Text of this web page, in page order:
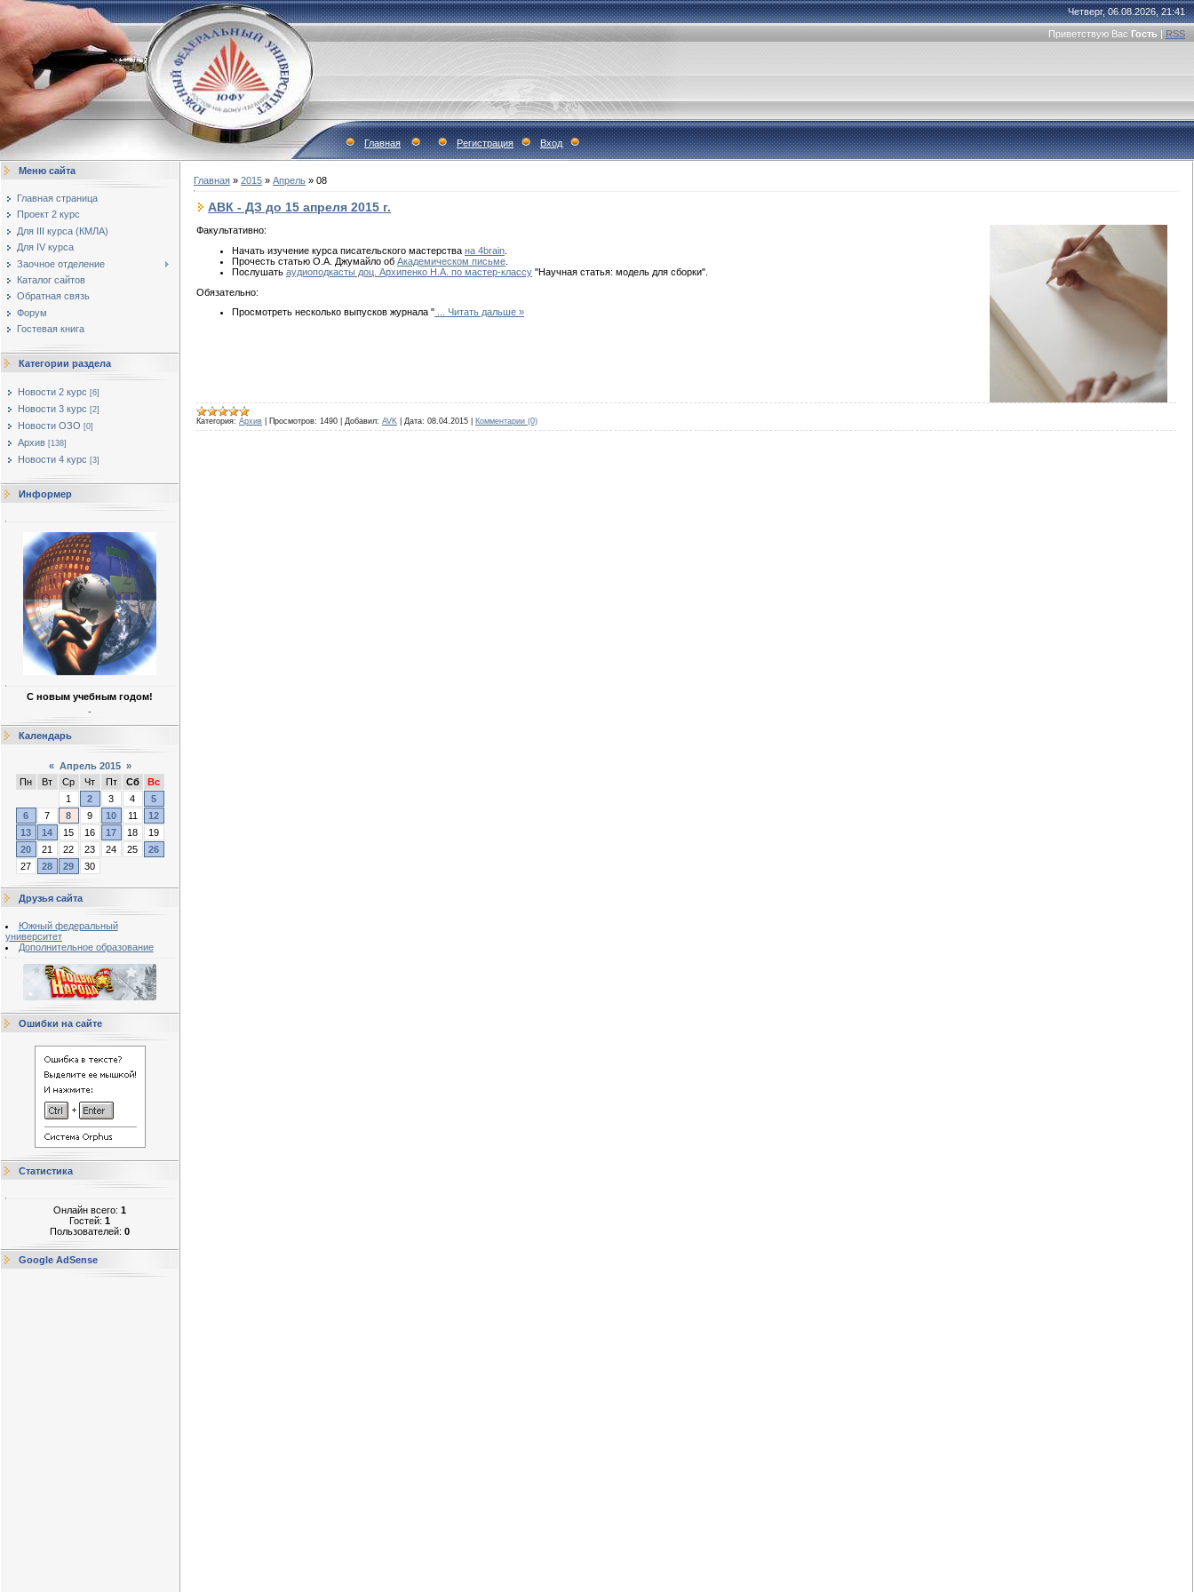
Четверг, 06.08.2026, 21:41
Приветствую Вас Гость | RSS
Главная Регистрация Вход
Меню сайта
Главная страница
Проект 2 курс
Для III курса (КМЛА)
Для IV курса
Заочное отделение
Каталог сайтов
Обратная связь
Форум
Гостевая книга
Категории раздела
Новости 2 курс [6]
Новости 3 курс [2]
Новости ОЗО [0]
Архив [138]
Новости 4 курс [3]
Информер
С новым учебным годом!
Календарь
« Апрель 2015 »
Пн
Вт Ср Чт Пт Сб
Вс
1
2 3 4
5
6
7 8 9 10 11
12
13
14 15 16 17 18
19
20
21 22 23 24 25
26
27
28 29 30
Друзья сайта
Южный федеральный
университет
Дополнительное образование
Ошибки на сайте
Статистика
Онлайн всего: 1
Гостей: 1
Пользователей: 0
Google AdSense
Главная » 2015 » Апрель » 08
АВК - ДЗ до 15 апреля 2015 г.
Факультативно:
Начать изучение курса писательского мастерства на 4brain
Прочесть статью О.А. Джумайло об Академическом письме
Послушать аудиоподкасты доц. Архипенко Н.А. по мастер-классу "Научная статья: модель для сборки".
Обязательно:
Просмотреть несколько выпусков журнала "
Читать дальше »
Категория: Архив Просмотров: 1490 Добавил: AVK Дата: 08.04.2015 Комментарии (0)